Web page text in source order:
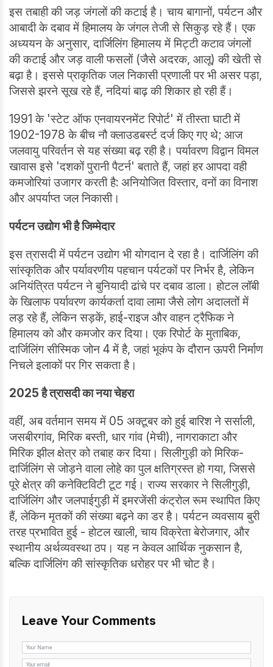
इस तबाही की जड़ जंगलों की कटाई है। चाय बागानों, पर्यटन और
आबादी के दबाव में हिमालय के जंगल तेजी से सिकुड़ रहे हैं। एक
अध्ययन के अनुसार, दार्जिलिंग हिमालय में मिट्टी कटाव जंगलों
की कटाई और जड़ वाली फसलों (जैसे अदरक, आलू) की खेती से
बढ़ा है। इससे प्राकृतिक जल निकासी प्रणाली पर भी असर पड़ा,
जिससे झरने सूख रहे हैं, नदियां बाढ़ की शिकार हो रही हैं।
1991 के 'स्टेट ऑफ एनवायरनमेंट रिपोर्ट' में तीस्ता घाटी में
1902-1978 के बीच नौ क्लाउडबर्स्ट दर्ज किए गए थे; आज
जलवायु परिवर्तन से यह संख्या बढ़ रही है। पर्यावरण विद्वान विमल
खावास इसे 'दशकों पुरानी पैटर्न' बताते हैं, जहां हर आपदा वही
कमजोरियां उजागर करती है: अनियोजित विस्तार, वनों का विनाश
और अपर्याप्त जल निकासी।
पर्यटन उद्योग भी है जिम्मेदार
इस त्रासदी में पर्यटन उद्योग भी योगदान दे रहा है। दार्जिलिंग की
सांस्कृतिक और पर्यावरणीय पहचान पर्यटकों पर निर्भर है, लेकिन
अनियंत्रित पर्यटन ने बुनियादी ढांचे पर दबाव डाला। होटल लॉबी
के खिलाफ पर्यावरण कार्यकर्ता दावा लामा जैसे लोग अदालतों में
लड़ रहे हैं, लेकिन सड़कें, हाई-राइज और वाहन ट्रैफिक ने
हिमालय को और कमजोर कर दिया। एक रिपोर्ट के मुताबिक,
दार्जिलिंग सीस्मिक जोन 4 में है, जहां भूकंप के दौरान ऊपरी निर्माण
निचले इलाकों पर गिर सकता है।
2025 है त्रासदी का नया चेहरा
वहीं, अब वर्तमान समय में 05 अक्टूबर को हुई बारिश ने सर्साली,
जसबीरगांव, मिरिक बस्ती, धार गांव (मेची), नागराकाटा और
मिरिक झील क्षेत्र को तबाह कर दिया। सिलीगुड़ी को मिरिक-
दार्जिलिंग से जोड़ने वाला लोहे का पुल क्षतिग्रस्त हो गया, जिससे
पूरे क्षेत्र की कनेक्टिविटी टूट गई। राज्य सरकार ने सिलीगुड़ी,
दार्जिलिंग और जलपाईगुड़ी में इमरजेंसी कंट्रोल रूम स्थापित किए
हैं, लेकिन मृतकों की संख्या बढ़ने का डर है। पर्यटन व्यवसाय बुरी
तरह प्रभावित हुई - होटल खाली, चाय विक्रेता बेरोजगार, और
स्थानीय अर्थव्यवस्था ठप। यह न केवल आर्थिक नुकसान है,
बल्कि दार्जिलिंग की सांस्कृतिक धरोहर पर भी चोट है।
Leave Your Comments